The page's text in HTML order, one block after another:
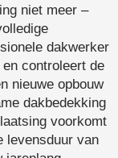
niet meer –
dakwerker
controleert de
nieuwe opbouw
dakbedekking
voorkomt
levensduur van